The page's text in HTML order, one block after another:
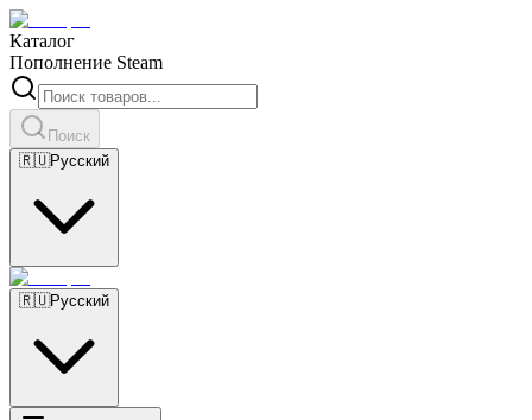
Каталог
Пополнение Steam
Поиск
🇷🇺Русский
🇷🇺Русский